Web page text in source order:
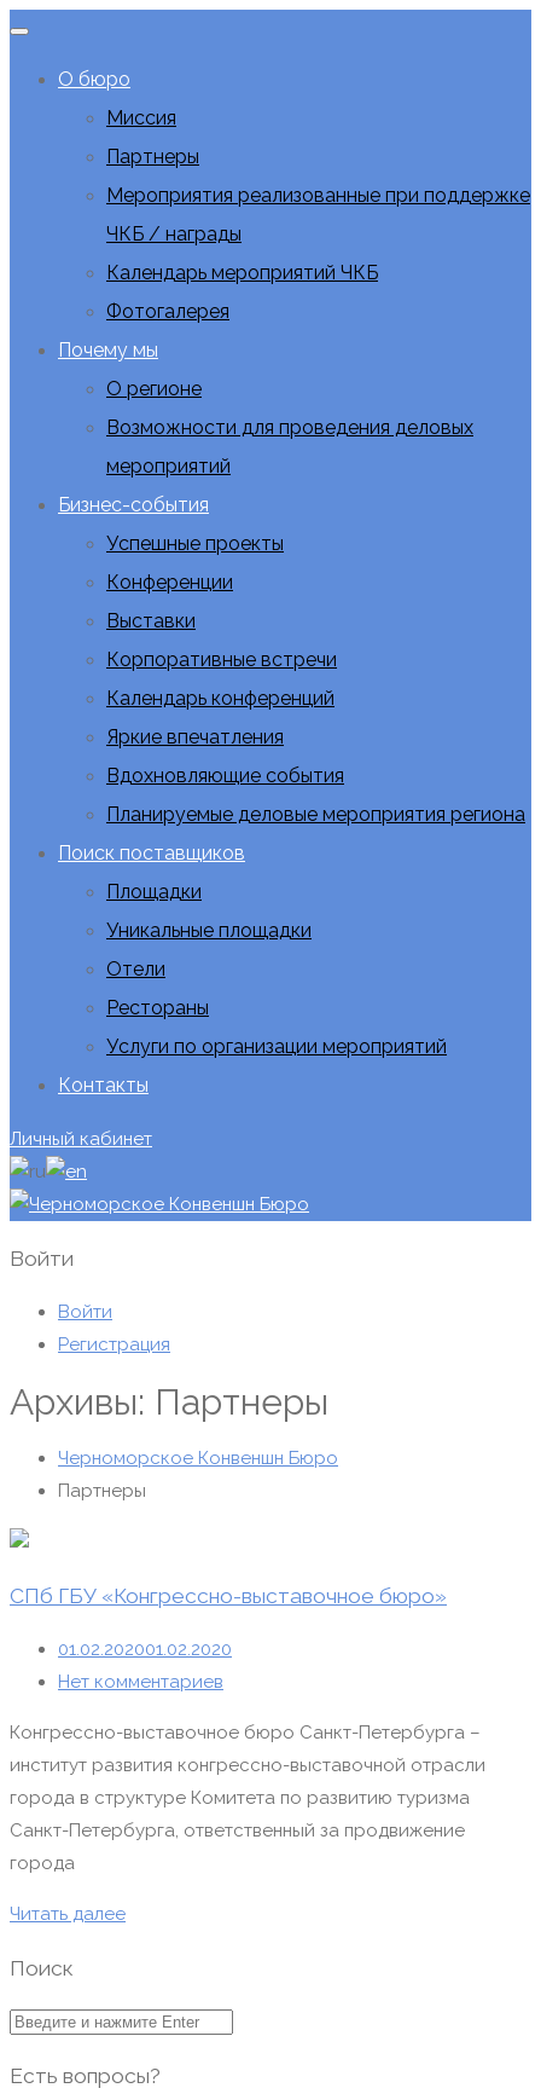
О бюро
Миссия
Партнеры
Мероприятия реализованные при поддержке
ЧКБ / награды
Календарь мероприятий ЧКБ
Фотогалерея
Почему мы
О регионе
Возможности для проведения деловых
мероприятий
Бизнес-события
Успешные проекты
Конференции
Выставки
Корпоративные встречи
Календарь конференций
Яркие впечатления
Вдохновляющие события
Планируемые деловые мероприятия региона
Поиск поставщиков
Площадки
Уникальные площадки
Отели
Рестораны
Услуги по организации мероприятий
Контакты
Личный кабинет
Войти
Войти
Регистрация
Архивы: Партнеры
Черноморское Конвеншн Бюро
Партнеры
СПб ГБУ «Конгрессно-выставочное бюро»
01.02.202001.02.2020
Нет комментариев
Конгрессно-выставочное бюро Санкт-Петербурга –
институт развития конгрессно-выставочной отрасли
города в структуре Комитета по развитию туризма
Санкт-Петербурга, ответственный за продвижение
города
Читать далее
Поиск
Есть вопросы?